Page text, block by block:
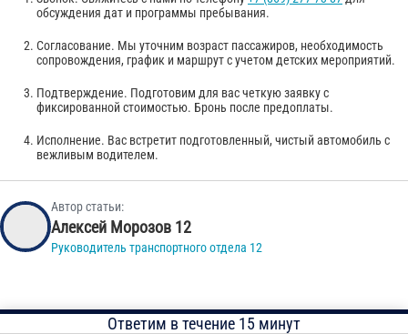
обсуждения дат и программы пребывания.
Согласование. Мы уточним возраст пассажиров, необходимость
сопровождения, график и маршрут с учетом детских мероприятий.
Подтверждение. Подготовим для вас четкую заявку с
фиксированной стоимостью. Бронь после предоплаты.
Исполнение. Вас встретит подготовленный, чистый автомобиль с
вежливым водителем.
Автор статьи:
Алексей Морозов 12
Руководитель транспортного отдела 12
Ответим в течение 15 минут